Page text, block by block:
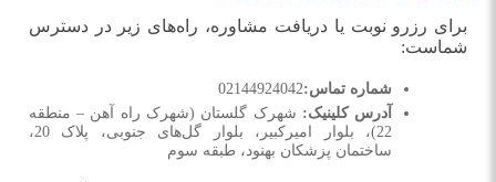
برای رزرو نوبت یا دریافت مشاوره، راه‌های زیر در دسترس
شماست:
شماره تماس:
02144924042
آدرس کلینیک: شهرک گلستان (شهرک راه آهن – منطقه
22)، بلوار امیرکبیر، بلوار گل‌های جنوبی، پلاک 20،
ساختمان پزشکان بهنود، طبقه سوم